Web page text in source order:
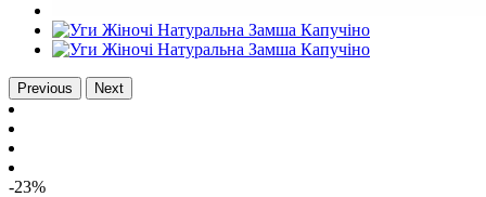
Previous Next
-23%